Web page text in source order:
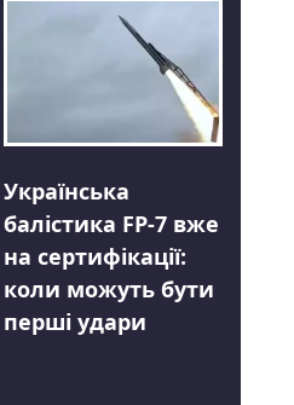
Українська
балістика FP-7 вже
на сертифікації:
коли можуть бути
перші удари